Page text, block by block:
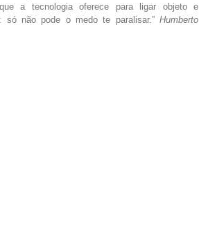
a tecnologia oferece para ligar objeto e
não pode o medo te paralisar.” Humberto